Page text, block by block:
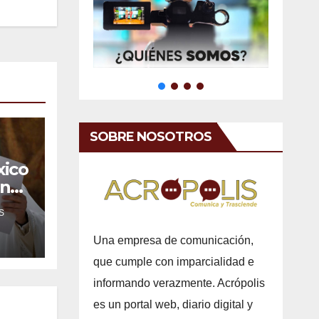
SOBRE NOSOTROS
Una empresa de comunicación,
que cumple con imparcialidad e
informando verazmente. Acrópolis
es un portal web, diario digital y